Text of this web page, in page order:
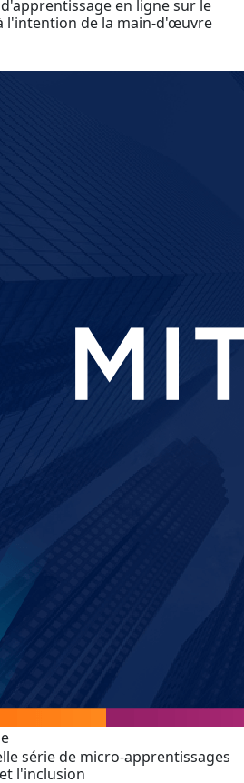
en ligne sur le
l'intention de la main-d'œuvre
série de micro-apprentissages
l'inclusion